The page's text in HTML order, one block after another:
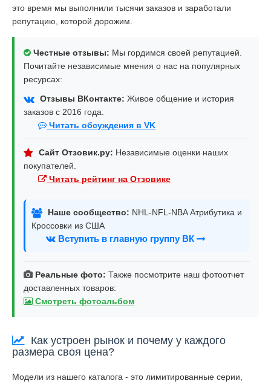
это время мы выполнили тысячи заказов и заработали
репутацию, которой дорожим.
Честные отзывы: Мы гордимся своей репутацией.
Почитайте независимые мнения о нас на популярных
ресурсах:
Отзывы ВКонтакте: Живое общение и история
заказов с 2016 года.
Читать обсуждения в VK
Сайт Отзовик.ру: Независимые оценки наших
покупателей.
Читать рейтинг на Отзовике
Наше сообщество: NHL-NFL-NBA Атрибутика и
Кроссовки из США
Вступить в главную группу ВК
Реальные фото: Также посмотрите наш фотоотчет
доставленных товаров:
Смотреть фотоальбом
Как устроен рынок и почему у каждого
размера своя цена?
Модели из нашего каталога - это лимитированные серии,